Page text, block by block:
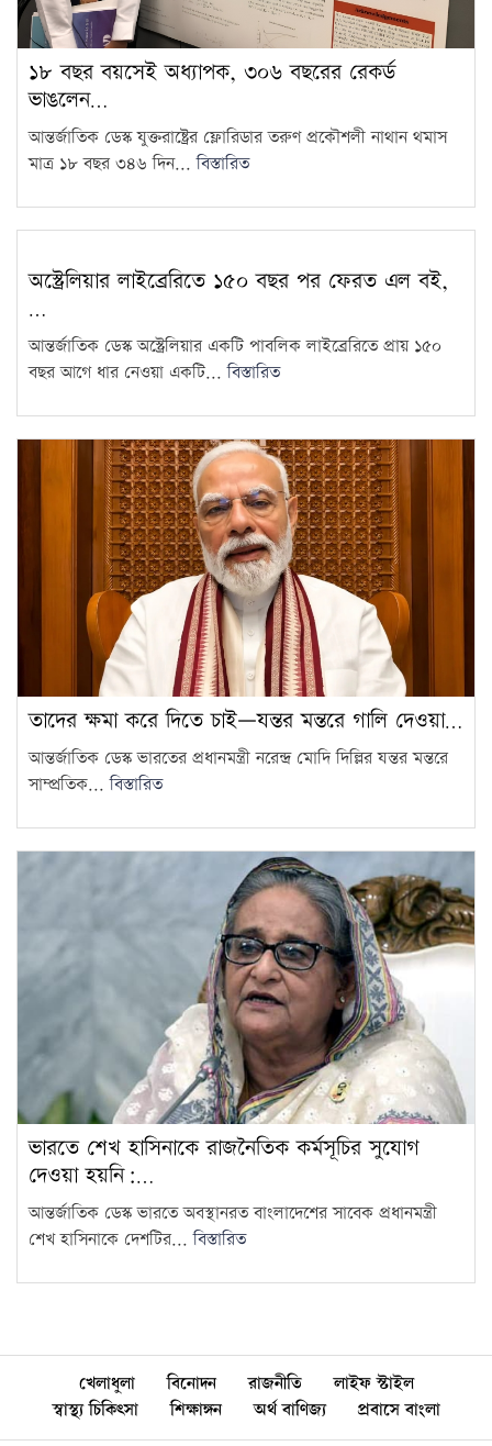
১৮ বছর বয়সেই অধ্যাপক, ৩০৬ বছরের রেকর্ড
ভাঙলেন…
আন্তর্জাতিক ডেস্ক যুক্তরাষ্ট্রের ফ্লোরিডার তরুণ প্রকৌশলী নাথান থমাস
মাত্র ১৮ বছর ৩৪৬ দিন...বিস্তারিত
অস্ট্রেলিয়ার লাইব্রেরিতে ১৫০ বছর পর ফেরত এল বই,
…
আন্তর্জাতিক ডেস্ক অস্ট্রেলিয়ার একটি পাবলিক লাইব্রেরিতে প্রায় ১৫০
বছর আগে ধার নেওয়া একটি...বিস্তারিত
তাদের ক্ষমা করে দিতে চাই—যন্তর মন্তরে গালি দেওয়া…
আন্তর্জাতিক ডেস্ক ভারতের প্রধানমন্ত্রী নরেন্দ্র মোদি দিল্লির যন্তর মন্তরে
সাম্প্রতিক...বিস্তারিত
ভারতে শেখ হাসিনাকে রাজনৈতিক কর্মসূচির সুযোগ
দেওয়া হয়নি:…
আন্তর্জাতিক ডেস্ক ভারতে অবস্থানরত বাংলাদেশের সাবেক প্রধানমন্ত্রী
শেখ হাসিনাকে দেশটির...বিস্তারিত
খেলাধুলা বিনোদন রাজনীতি
লাইফ স্টাইল
স্বাস্থ্য চিকিৎসা
শিক্ষাঙ্গন অর্থ বাণিজ্য প্রবাসে বাংলা